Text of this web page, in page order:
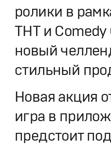
ролики в
ТНТ и
новый
стильный
Новая акция
игра в
предстоит